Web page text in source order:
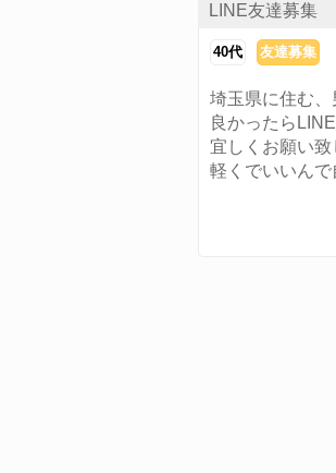
LINE友達募集
40代 友達募集
埼玉県に住む、
良かったら
宜しくお願い致
軽くでいいんで